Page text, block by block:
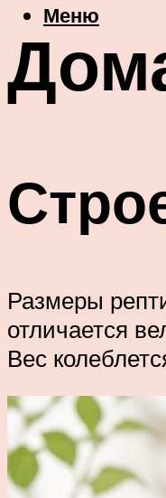
Меню
Размеры
отличается
Вес